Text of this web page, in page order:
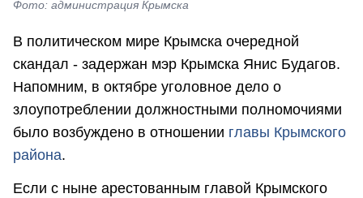
Фото: администрация Крымска
В политическом мире Крымска очередной
скандал - задержан мэр Крымска Янис Будагов.
Напомним, в октябре уголовное дело о
злоупотреблении должностными полномочиями
было возбуждено в отношении главы Крымского
района.
Если с ныне арестованным главой Крымского